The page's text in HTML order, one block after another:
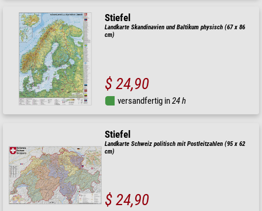
Stiefel
Landkarte Skandinavien und Baltikum physisch (67 x 86
cm)
$ 24,90
versandfertig in24 h
Stiefel
Landkarte Schweiz politisch mit Postleitzahlen (95 x 62
cm)
$ 24,90